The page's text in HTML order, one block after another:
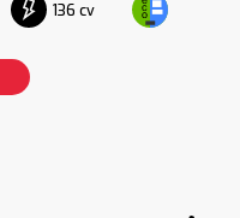
136 cv